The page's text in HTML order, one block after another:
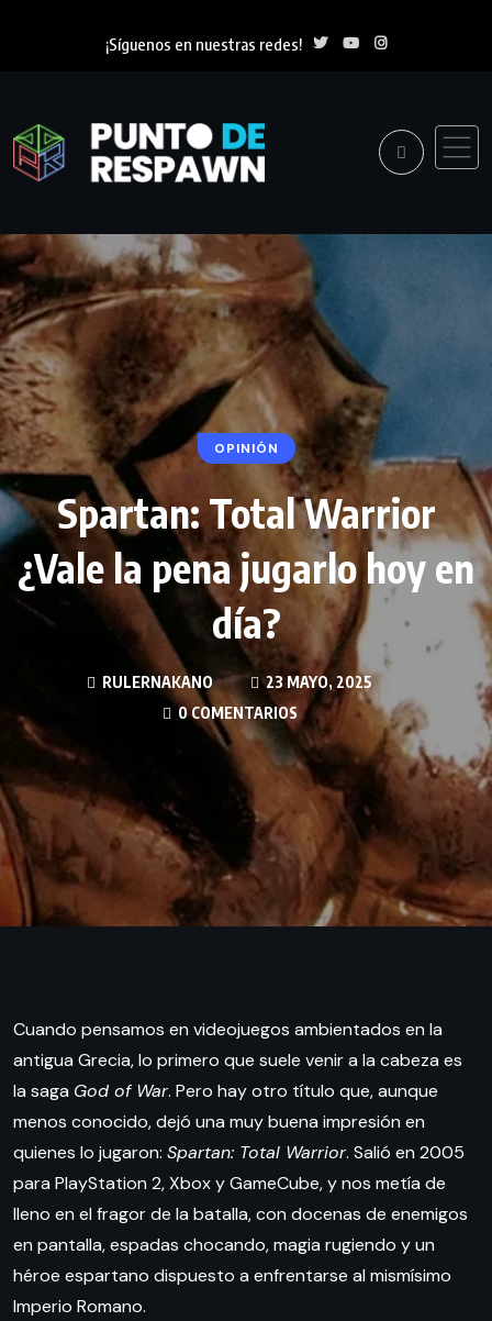
¡Síguenos en nuestras redes!
OPINIÓN
Spartan: Total Warrior
¿Vale la pena jugarlo hoy en
día?
RULERNAKANO
23 MAYO, 2025
0 COMENTARIOS
Cuando pensamos en videojuegos ambientados en la
antigua Grecia, lo primero que suele venir a la cabeza es
la saga God of War. Pero hay otro título que, aunque
menos conocido, dejó una muy buena impresión en
quienes lo jugaron: Spartan: Total Warrior. Salió en 2005
para PlayStation 2, Xbox y GameCube, y nos metía de
lleno en el fragor de la batalla, con docenas de enemigos
en pantalla, espadas chocando, magia rugiendo y un
héroe espartano dispuesto a enfrentarse al mismísimo
Imperio Romano.